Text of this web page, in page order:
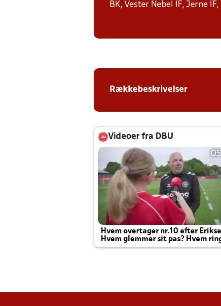
BK, Vester Nebel IF, Jerne
Rækkebeskrivelser
Videoer fra DBU
Hvem overtager nr.10 efter
Hvem glemmer sit pas? Hvem
Joachim altid til efter kampe?